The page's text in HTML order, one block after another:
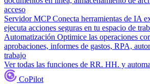
acceso
Servidor MCP Conecta herramientas de IA
ejecuta acciones seguras en tu espacio de
Automatización Optimice las operaciones
aprobaciones, informes de gastos, RPA,
trabajo
Ver todas las funciones de RR. HH. y
CoPilot